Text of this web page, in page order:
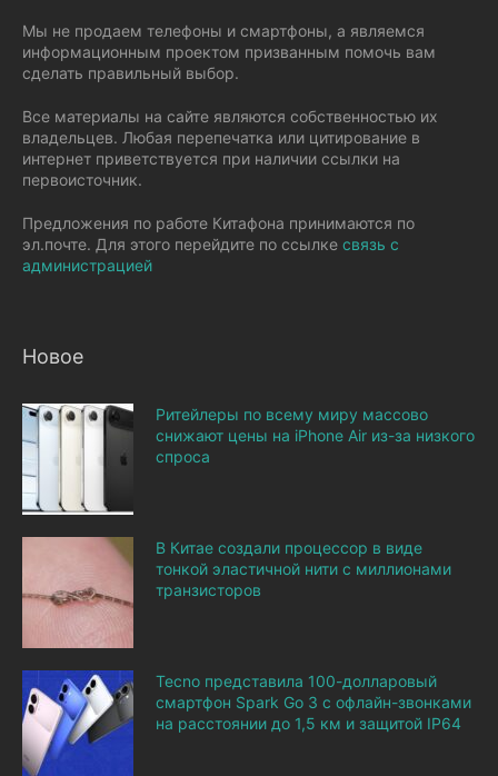
Мы не продаем телефоны и смартфоны, а являемся
информационным проектом призванным помочь вам
сделать правильный выбор.
Все материалы на сайте являются собственностью их
владельцев. Любая перепечатка или цитирование в
интернет приветствуется при наличии ссылки на
первоисточник.
Предложения по работе Китафона принимаются по
эл.почте. Для этого перейдите по ссылке связь с
администрацией
Новое
Ритейлеры по всему миру массово
снижают цены на iPhone Air из-за низкого
спроса
В Китае создали процессор в виде
тонкой эластичной нити с миллионами
транзисторов
Tecno представила 100-долларовый
смартфон Spark Go 3 с офлайн-звонками
на расстоянии до 1,5 км и защитой IP64